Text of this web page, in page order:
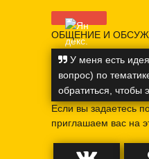
ОБЩЕНИЕ И
У меня есть
вопрос) по
обратиться, чтобы
Если вы задаетесь
приглашаем вас на